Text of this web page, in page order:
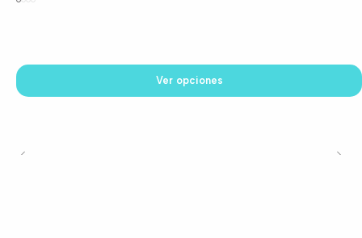
Ver opciones